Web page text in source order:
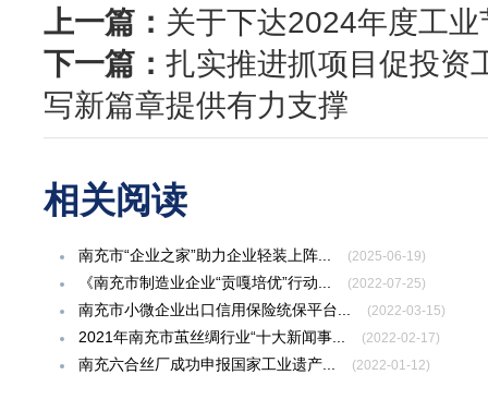
上一篇： 关于下达2024年度工
下一篇： 扎实推进抓项目促投资
写新篇章提供有力支撑
相关阅读
南充市“企业之家”助力企业轻装上阵... (2025-06-19)
《南充市制造业企业“贡嘎培优”行动... (2022-07-25)
南充市小微企业出口信用保险统保平台... (2022-03-15)
2021年南充市茧丝绸行业“十大新闻事... (2022-02-17)
南充六合丝厂成功申报国家工业遗产... (2022-01-12)